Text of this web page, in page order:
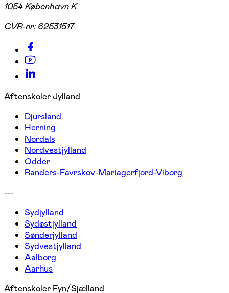
1054 København K
CVR-nr: 62531517
Aftenskoler Jylland
Djursland
Herning
Nordals
Nordvestjylland
Odder
Randers-Favrskov-Mariagerfjord-Viborg
---
Sydjylland
Sydøstjylland
Sønderjylland
Sydvestjylland
Aalborg
Aarhus
Aftenskoler Fyn/Sjælland